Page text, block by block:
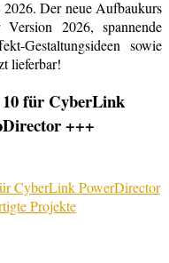
Der neue Aufbaukurs
2026, spannende
Gestaltungsideen sowie
lieferbar!
für CyberLink
+++